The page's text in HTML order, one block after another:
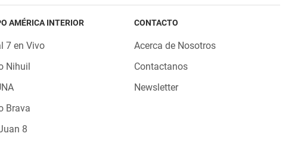
AMÉRICA INTERIOR
7 en Vivo
Nihuil
Brava
8
CONTACTO
Acerca de Nosotros
Contactanos
Newsletter